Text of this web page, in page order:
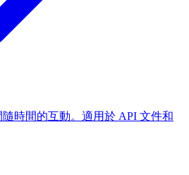
時間的互動。適用於 API 文件和